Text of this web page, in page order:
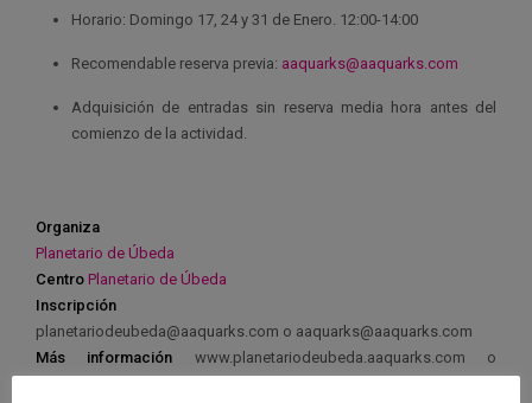
Horario: Domingo 17, 24 y 31 de Enero. 12:00-14:00
Recomendable reserva previa: aaquarks@aaquarks.com
Adquisición de entradas sin reserva media hora antes del
comienzo de la actividad.
Organiza
Planetario de Úbeda
Centro Planetario de Úbeda
Inscripción
planetariodeubeda@aaquarks.com o aaquarks@aaquarks.com
Más información www.planetariodeubeda.aaquarks.com o